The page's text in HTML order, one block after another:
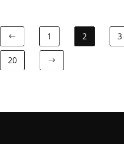
1 2 3
20